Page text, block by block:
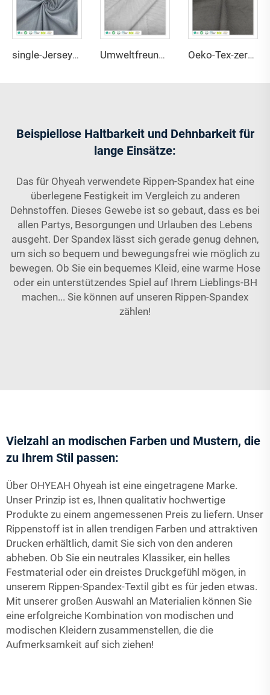
single-Jersey-Stoff aus 88 % Lyocell und 12 % Spandex – antibakteriell, feuchtigkeitsabsorbierend, umweltfreundlich, leicht für Aktiv- und Sportbekleidung Umweltfreundlicher, dehnbarer, wasserdichter, antistatischer, schrumpfresistenter Stoff aus 30 % Coolmax-Polyester und 70 % Supima-Baumwolle, 170 GSM, für Bettwaren Oeko-Tex-zertifizierter Single-Jersey-Stoff aus 69 % Bambus und 31 % Sorona – antibakteriell, leicht für Damen- und Kinderbekleidung
Beispiellose Haltbarkeit und Dehnbarkeit für
lange Einsätze:
Das für Ohyeah verwendete Rippen-Spandex hat eine
überlegene Festigkeit im Vergleich zu anderen
Dehnstoffen. Dieses Gewebe ist so gebaut, dass es bei
allen Partys, Besorgungen und Urlauben des Lebens
ausgeht. Der Spandex lässt sich gerade genug dehnen,
um sich so bequem und bewegungsfrei wie möglich zu
bewegen. Ob Sie ein bequemes Kleid, eine warme Hose
oder ein unterstützendes Spiel auf Ihrem Lieblings-BH
machen... Sie können auf unseren Rippen-Spandex
zählen!
Vielzahl an modischen Farben und Mustern, die
zu Ihrem Stil passen:
Über OHYEAH Ohyeah ist eine eingetragene Marke.
Unser Prinzip ist es, Ihnen qualitativ hochwertige
Produkte zu einem angemessenen Preis zu liefern. Unser
Rippenstoff ist in allen trendigen Farben und attraktiven
Drucken erhältlich, damit Sie sich von den anderen
abheben. Ob Sie ein neutrales Klassiker, ein helles
Festmaterial oder ein dreistes Druckgefühl mögen, in
unserem Rippen-Spandex-Textil gibt es für jeden etwas.
Mit unserer großen Auswahl an Materialien können Sie
eine erfolgreiche Kombination von modischen und
modischen Kleidern zusammenstellen, die die
Aufmerksamkeit auf sich ziehen!